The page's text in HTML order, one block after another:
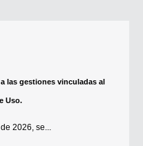
las gestiones vinculadas al
Uso.
2026, se...